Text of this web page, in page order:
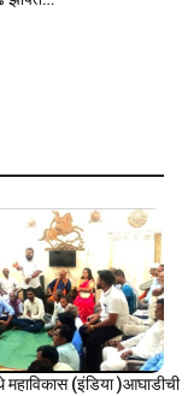
(इंडिया )आघाडीची